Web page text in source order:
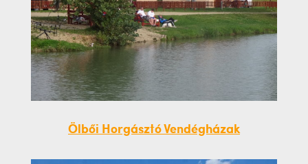
Ölbői Horgásztó Vendégházak